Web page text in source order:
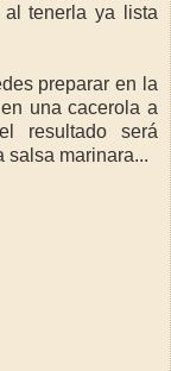
al tenerla ya lista
preparar en la
una cacerola a
resultado será
salsa marinara...